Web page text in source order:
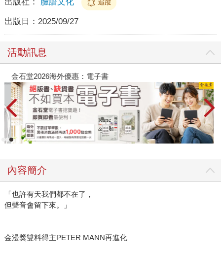
追蹤
出版日： 2025/09/27
活動訊息
金石堂2026海外優惠：電子書
內容簡介
「也許有天我們都不在了，
但聲音會留下來。」
金漫獎雙料得主PETER MANN再進化